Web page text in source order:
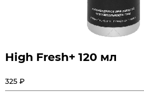
High Fresh+ 120 мл
325 ₽